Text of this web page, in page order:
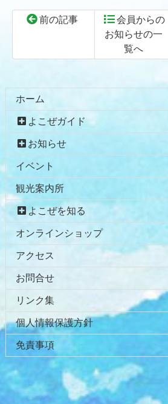
前の記事
会員からの
お知らせの一
覧へ
ン
文
頭
戻
の
へ
ホーム
よこぜガイド
お知らせ
イベント
観光案内所
よこぜを知る
オンラインショップ
アクセス
お問合せ
リンク集
個人情報保護方針
免責事項